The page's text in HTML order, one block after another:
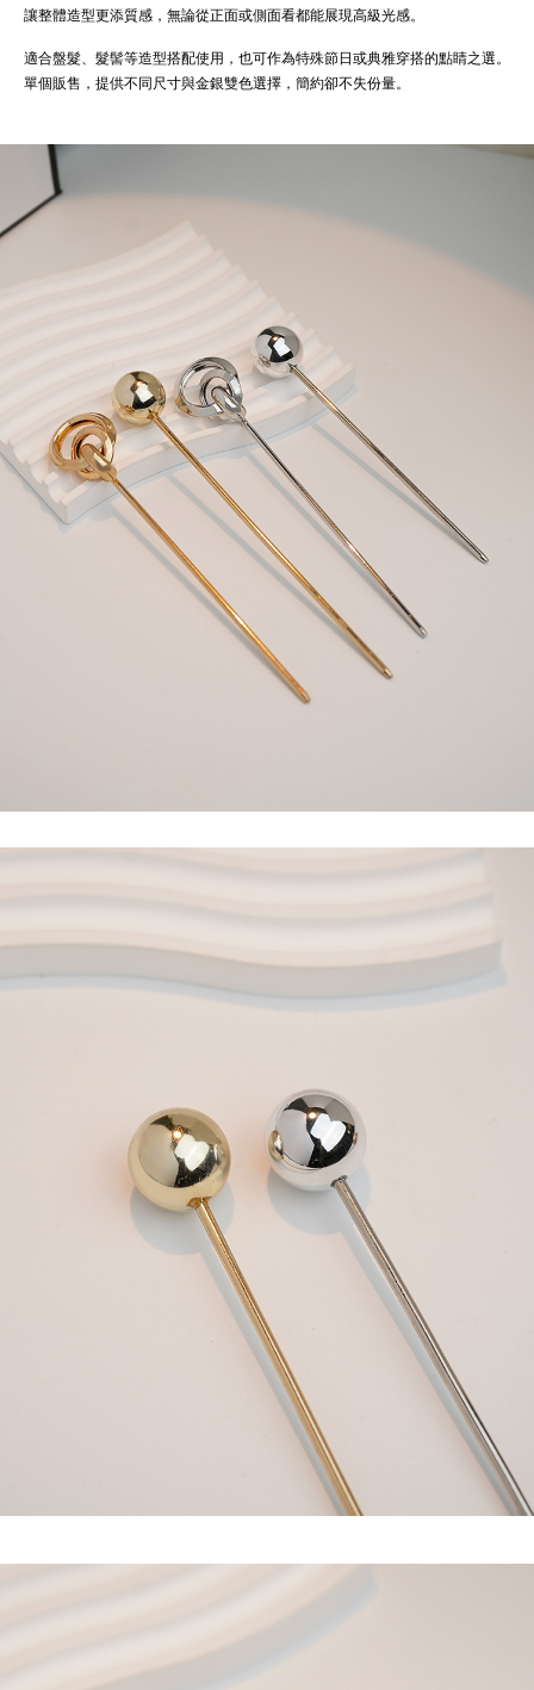
讓整體造型更添質感，無論從正面或側面看都能展現高級光感。
適合盤髮、髮髻等造型搭配使用，也可作為特殊節日或典雅穿搭的點睛之選。
單個販售，提供不同尺寸與金銀雙色選擇，簡約卻不失份量。